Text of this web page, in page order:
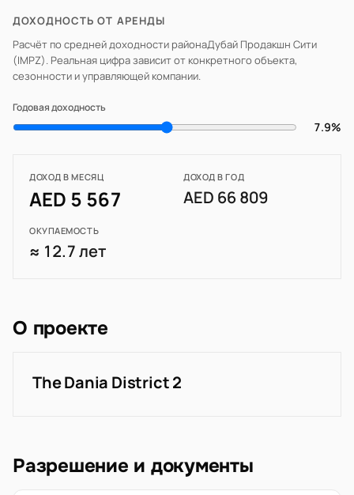
ДОХОДНОСТЬ ОТ АРЕНДЫ
Расчёт по средней доходности районаДубай Продакшн Сити
(IMPZ). Реальная цифра зависит от конкретного объекта,
сезонности и управляющей компании.
Годовая доходность
7.9%
ДОХОД В МЕСЯЦ
AED 5 567
ДОХОД В ГОД
AED 66 809
ОКУПАЕМОСТЬ
≈ 12.7 лет
О проекте
The Dania District 2
Разрешение и документы